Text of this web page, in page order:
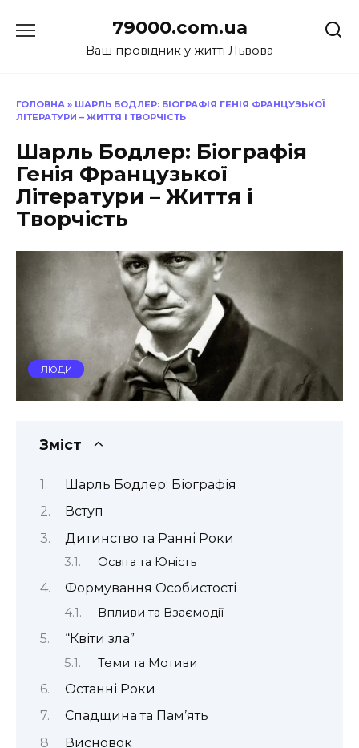
до
79000.com.ua
Ваш провідник у житті Львова
ГОЛОВНА » ШАРЛЬ БОДЛЕР: БІОГРАФІЯ ГЕНІЯ ФРАНЦУЗЬКОЇ
ЛІТЕРАТУРИ – ЖИТТЯ І ТВОРЧІСТЬ
Шарль Бодлер: Біографія
Генія Французької
Літератури – Життя і
Творчість
ЛЮДИ
Зміст
Шарль Бодлер: Біографія
Вступ
Дитинство та Ранні Роки
Освіта та Юність
Формування Особистості
Впливи та Взаємодії
“Квіти зла”
Теми та Мотиви
Останні Роки
Спадщина та Пам’ять
Висновок